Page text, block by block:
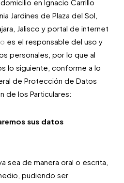
en Ignacio Carrillo
Jardines de Plaza del Sol,
Jalisco y portal de internet
es el responsable del uso y
personales, por lo que al
lo siguiente, conforme a lo
de Protección de Datos
de los Particulares:
sus datos
sea de manera oral o escrita,
pudiendo ser